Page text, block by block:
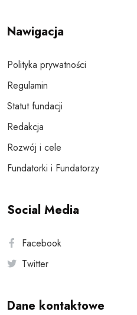
Nawigacja
Polityka prywatności
Regulamin
Statut fundacji
Redakcja
Rozwój i cele
Fundatorki i Fundatorzy
Social Media
Facebook
Twitter
Dane kontaktowe